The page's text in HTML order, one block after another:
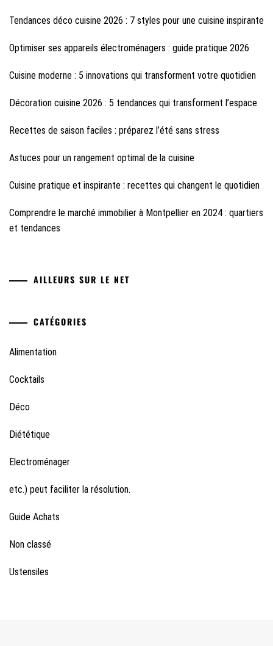
Tendances déco cuisine 2026 : 7 styles pour une cuisine inspirante
Optimiser ses appareils électroménagers : guide pratique 2026
Cuisine moderne : 5 innovations qui transforment votre quotidien
Décoration cuisine 2026 : 5 tendances qui transforment l’espace
Recettes de saison faciles : préparez l’été sans stress
Astuces pour un rangement optimal de la cuisine
Cuisine pratique et inspirante : recettes qui changent le quotidien
Comprendre le marché immobilier à Montpellier en 2024 : quartiers
et tendances
AILLEURS SUR LE NET
CATÉGORIES
Alimentation
Cocktails
Déco
Diététique
Electroménager
etc.) peut faciliter la résolution.
Guide Achats
Non classé
Ustensiles